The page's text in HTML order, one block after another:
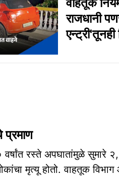
राजधानी
प्रमाण
वर्षांत रस्ते अपघातांमुळे
मृत्यू होतो. वाहतूक